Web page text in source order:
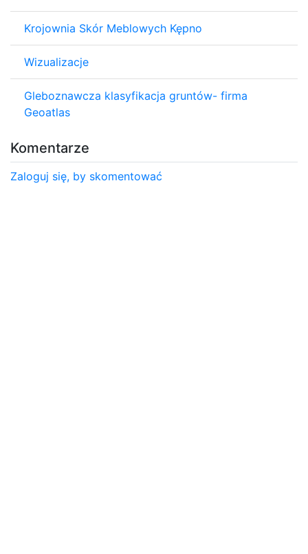
Krojownia Skór Meblowych Kępno
Wizualizacje
Gleboznawcza klasyfikacja gruntów- firma
Geoatlas
Komentarze
Zaloguj się, by skomentować